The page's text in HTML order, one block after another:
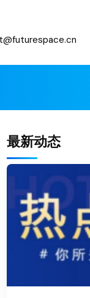
最新动态